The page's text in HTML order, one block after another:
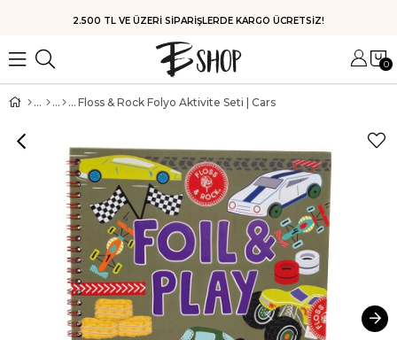
HIZLI KARGO
0
Floss & Rock Folyo Aktivite Seti | Cars